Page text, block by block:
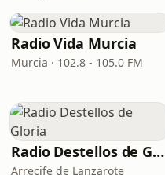
Radio Vida Murcia
Murcia · 102.8 - 105.0 FM
Radio Destellos de Gloria
Arrecife de Lanzarote